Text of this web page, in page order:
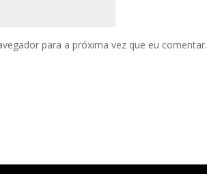
para a próxima vez que eu comentar.